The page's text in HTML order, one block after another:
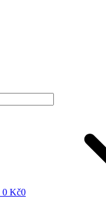
0 Kč0